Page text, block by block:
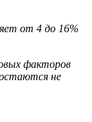
от 4 до 16%
факторов
не